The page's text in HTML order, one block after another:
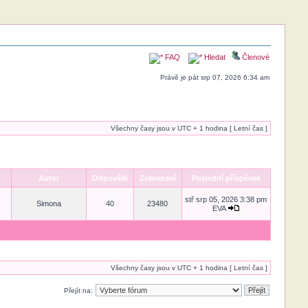
FAQ Hledat Členové
Právě je pát srp 07, 2026 6:34 am
Všechny časy jsou v UTC + 1 hodina [ Letní čas ]
Autor Odpovědi Zobrazení Poslední příspěvek
Simona 40 23480
stř srp 05, 2026 3:38 pm
EVA
Všechny časy jsou v UTC + 1 hodina [ Letní čas ]
Přejít na: